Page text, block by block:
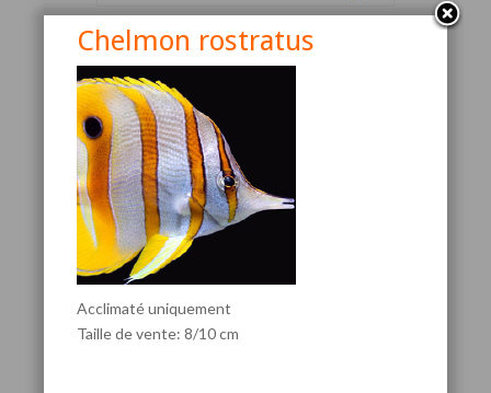
Canthigaster valentini
Chelmon rostratus
Acclimaté uniquement
Taille de vente: 8/10 cm